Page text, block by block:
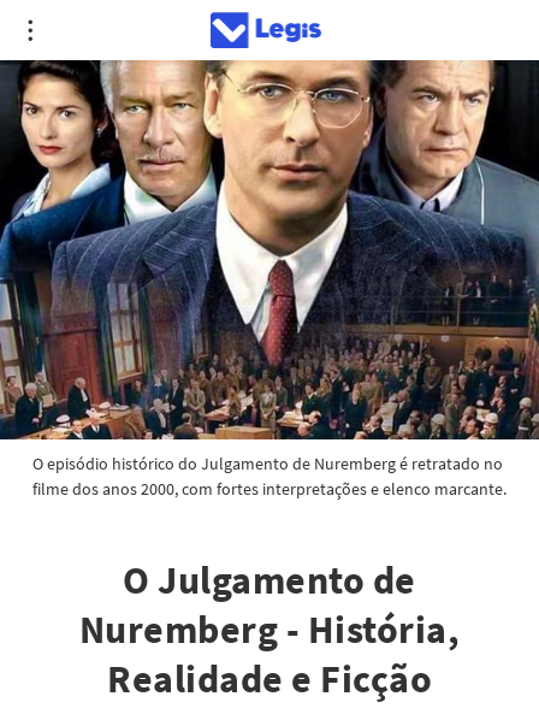
O episódio histórico do Julgamento de Nuremberg é retratado no
filme dos anos 2000, com fortes interpretações e elenco marcante.
O Julgamento de
Nuremberg - História,
Realidade e Ficção